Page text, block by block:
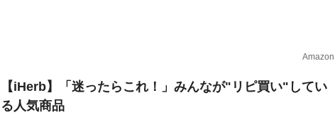
Amazon
【iHerb】「迷ったらこれ！」みんなが"リピ買い"してい
る人気商品